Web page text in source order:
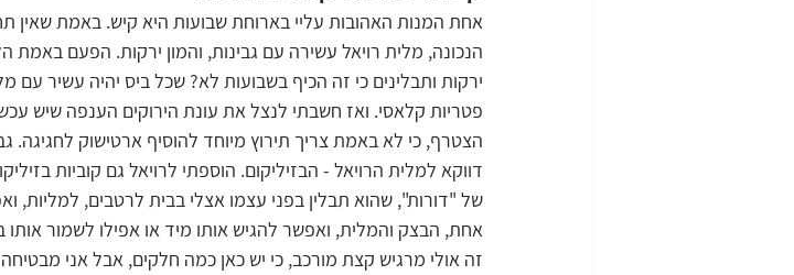
ללא גלוטן ללא מיקסר נומה טבעוני ארוחות
טיפים וציוד למטבח חגי תשרי חנוכה פורים
מתכונים אהובים
אחת המנות האהובות עליי בארוחת שבועות היא קיש. באמת שאין
הנכונה, מלית רויאל עשירה עם גבינות, והמון ירקות. הפעם
ירקות ותבלינים כי זה הכיף בשבועות לא? שכל ביס יהיה עשיר
פטריות קלאסי. ואז חשבתי לנצל את עונת הירוקים הענפה שיש
הצטרף, כי לא באמת צריך תירוץ מיוחד להוסיף ארטישוק לחגיגה.
דווקא למלית הרויאל - הבזיליקום. הוספתי לרויאל גם קוביות
של "דורות", שהוא תבלין בפני עצמו אצלי בבית לרטבים, למליות,
אחת, הבצק והמלית, ואפשר להגיש אותו מיד או אפילו לשמור
זה אולי מרגיש קצת מורכב, כי יש כאן כמה חלקים, אבל אני